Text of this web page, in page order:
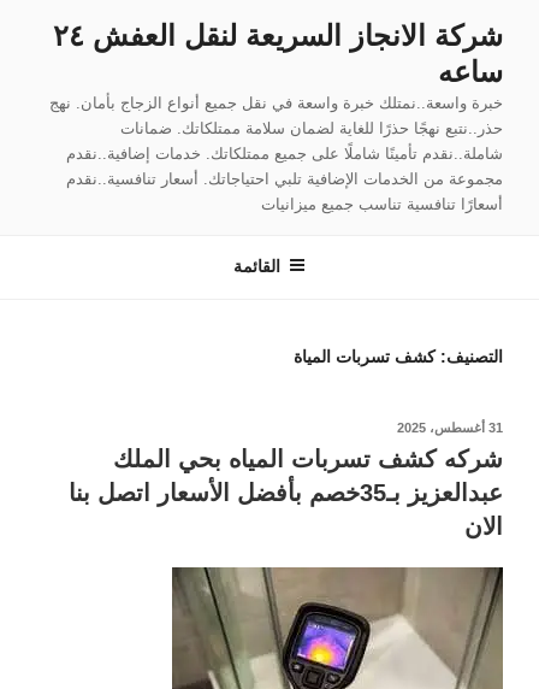
المحتوى
شركة الانجاز السريعة لنقل العفش ٢٤
ساعه
خبرة واسعة..نمتلك خبرة واسعة في نقل جميع أنواع الزجاج بأمان. نهج
حذر..نتبع نهجًا حذرًا للغاية لضمان سلامة ممتلكاتك. ضمانات
شاملة..نقدم تأمينًا شاملًا على جميع ممتلكاتك. خدمات إضافية..نقدم
مجموعة من الخدمات الإضافية تلبي احتياجاتك. أسعار تنافسية..نقدم
أسعارًا تنافسية تناسب جميع ميزانيات
القائمة
التصنيف:كشف تسربات المياة
نُشر
31 أغسطس، 2025
شركه كشف تسربات المياه بحي الملك
عبدالعزيز بـ35خصم بأفضل الأسعار اتصل بنا
الان